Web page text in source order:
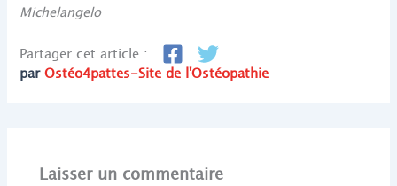
Michelangelo
Partager cet article :
parOstéo4pattes-Site de l'Ostéopathie
Laisser un commentaire